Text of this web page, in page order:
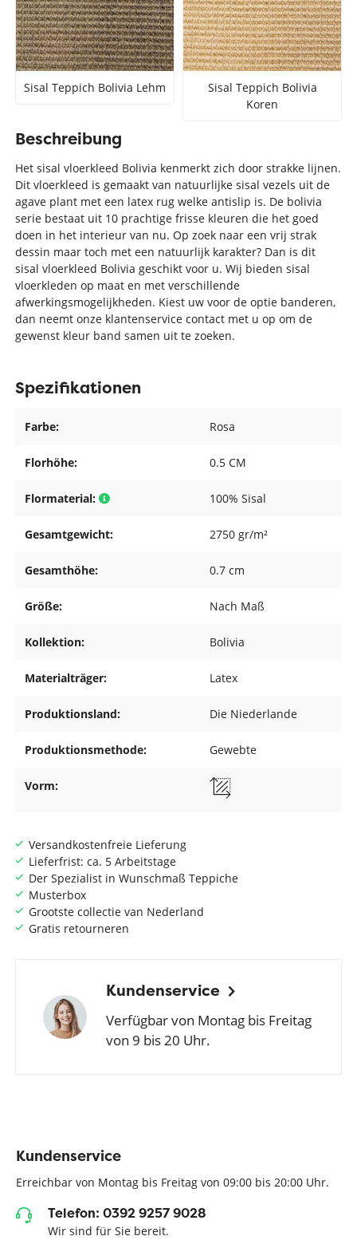
Sisal Teppich Bolivia Lehm
Sisal Teppich Bolivia
Koren
Versandkostenfreie Lieferung
Lieferfrist: ca. 5 Arbeitstage
Der Spezialist in Wunschmaß Teppiche
Musterbox
Grootste collectie van Nederland
Gratis retourneren
Kundenservice
Verfügbar von Montag bis Freitag
von 9 bis 20 Uhr.
Beschreibung
Het sisal vloerkleed Bolivia kenmerkt zich door strakke lijnen.
Dit vloerkleed is gemaakt van natuurlijke sisal vezels uit de
agave plant met een latex rug welke antislip is. De bolivia
serie bestaat uit 10 prachtige frisse kleuren die het goed
doen in het interieur van nu. Op zoek naar een vrij strak
dessin maar toch met een natuurlijk karakter? Dan is dit
sisal vloerkleed Bolivia geschikt voor u. Wij bieden sisal
vloerkleden op maat en met verschillende
afwerkingsmogelijkheden. Kiest uw voor de optie banderen,
dan neemt onze klantenservice contact met u op om de
gewenst kleur band samen uit te zoeken.
Spezifikationen
Farbe: Rosa
Florhöhe: 0.5 CM
Flormaterial: 100% Sisal
Gesamtgewicht: 2750 gr/m²
Gesamthöhe: 0.7 cm
Größe: Nach Maß
Kollektion: Bolivia
Materialträger: Latex
Produktionsland: Die Niederlande
Produktionsmethode: Gewebte
Vorm:
Kundenservice
Erreichbar von Montag bis Freitag von 09:00 bis 20:00 Uhr.
Telefon: 0392 9257 9028
Wir sind für Sie bereit.